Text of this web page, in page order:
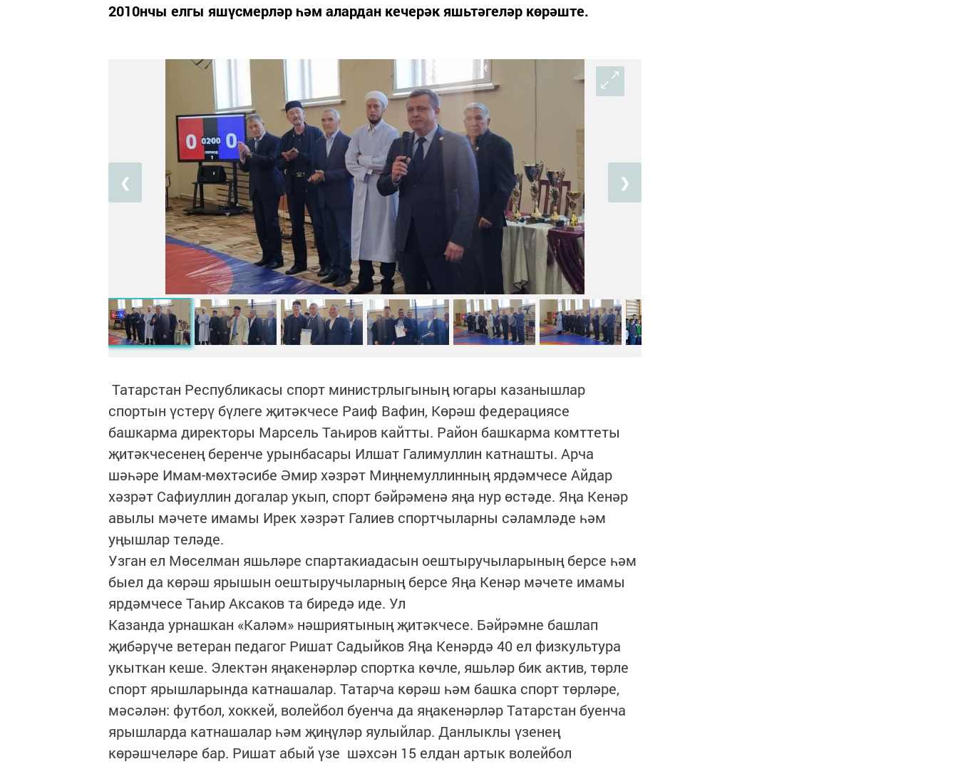
2010нчы елгы яшүсмерләр һәм алардан кечерәк яшьтәгеләр көрәште.
❮ ❯
Татарстан Республикасы спорт министрлыгының югары казанышлар
спортын үстерү бүлеге җитәкчесе Раиф Вафин, Көрәш федерациясе
башкарма директоры Марсель Таһиров кайтты. Район башкарма комттеты
җитәкчесенең беренче урынбасары Илшат Галимуллин катнашты. Арча
шәһәре Имам-мөхтәсибе Әмир хәзрәт Миңнемуллинның ярдәмчесе Айдар
хәзрәт Сафиуллин догалар укып, спорт бәйрәменә яңа нур өстәде. Яңа Кенәр
авылы мәчете имамы Ирек хәзрәт Галиев спортчыларны сәламләде һәм
уңышлар теләде.
Узган ел Мөселман яшьләре спартакиадасын оештыручыларының берсе һәм
быел да көрәш ярышын оештыручыларның берсе Яңа Кенәр мәчете имамы
ярдәмчесе Таһир Аксаков та биредә иде. Ул
Казанда урнашкан «Каләм» нәшриятының җитәкчесе. Бәйрәмне башлап
җибәрүче ветеран педагог Ришат Садыйков Яңа Кенәрдә 40 ел физкультура
укыткан кеше. Электән яңакенәрләр спортка көчле, яшьләр бик актив, төрле
спорт ярышларында катнашалар. Татарча көрәш һәм башка спорт төрләре,
мәсәлән: футбол, хоккей, волейбол буенча да яңакенәрләр Татарстан буенча
ярышларда катнашалар һәм җиңүләр яулыйлар. Данлыклы үзенең
көрәшчеләре бар. Ришат абый үзе шәхсән 15 елдан артык волейбол